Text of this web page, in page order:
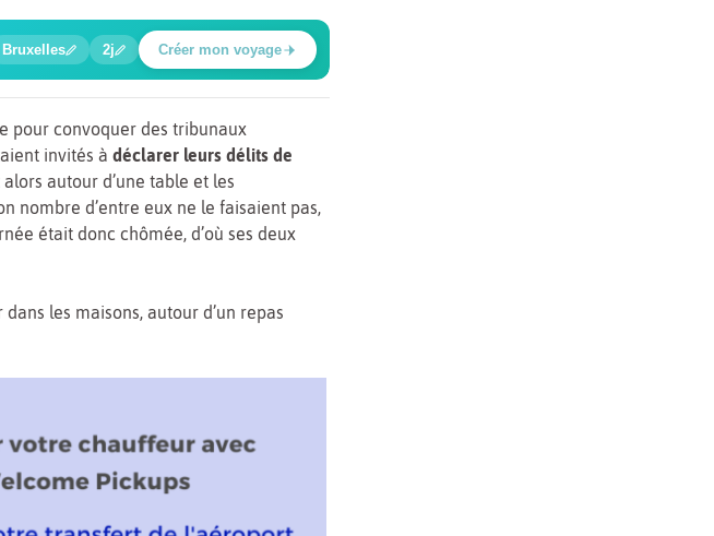
Bruxelles 2j Créer mon voyage
pour convoquer des tribunaux
invités à déclarer leurs délits de
autour d’une table et les
nombre d’entre eux ne le faisaient pas,
était donc chômée, d’où ses deux
les maisons, autour d’un repas